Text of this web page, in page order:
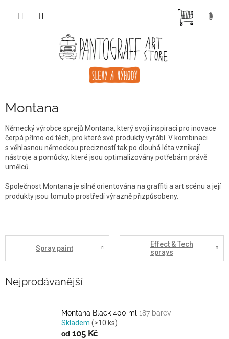
Montana
Německý výrobce sprejů Montana, který svoji inspiraci pro inovace
čerpá přímo od těch, pro které své produkty vyrábí. V kombinaci
s věhlasnou německou precizností tak po dlouhá léta vznikají
nástroje a pomůcky, které jsou optimalizovány potřebám právě
umělců.
Společnost Montana je silně orientována na graffiti a art scénu a její
produkty jsou tomuto prostředí výrazně přizpůsobeny.
Spray paint
Effect & Tech
sprays
Nejprodávanější
Montana Black 400 ml 187 barev
Skladem (>10 ks)
od 105 Kč